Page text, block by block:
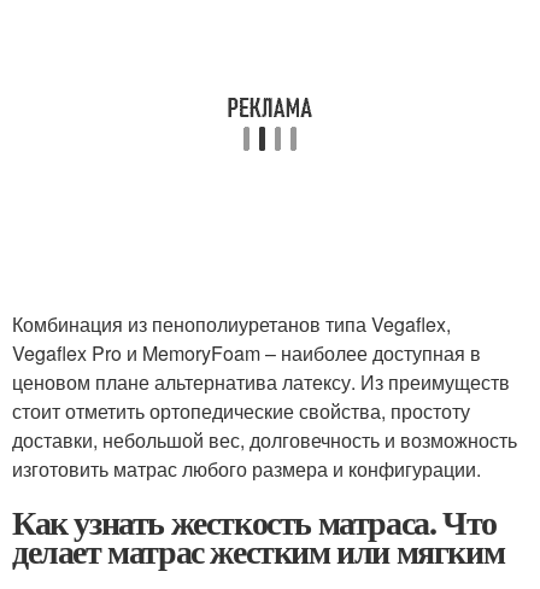
Комбинация из пенополиуретанов типа Vegaflex,
Vegaflex Pro и MemoryFoam – наиболее доступная в
ценовом плане альтернатива латексу. Из преимуществ
стоит отметить ортопедические свойства, простоту
доставки, небольшой вес, долговечность и возможность
изготовить матрас любого размера и конфигурации.
Как узнать жесткость матраса. Что
делает матрас жестким или мягким